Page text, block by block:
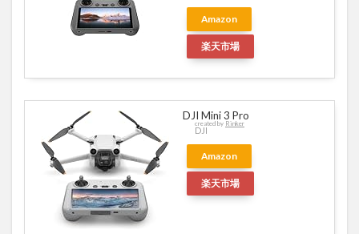
Amazon
楽天市場
DJI Mini 3 Pro
created by Rinker
DJI
Amazon
楽天市場